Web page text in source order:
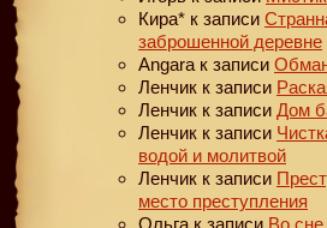
Кира* к записи
заброшенной деревне
Angara к записи
Ленчик к записи
Ленчик к записи Дом
Ленчик к записи
водой и молитвой
Ленчик к записи
место преступления
Ольга к записи Во